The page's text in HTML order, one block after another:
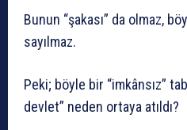
Bunun “şakası” da olmaz,
sayılmaz.
Peki; böyle bir “imkânsız”
devlet” neden ortaya atıldı?